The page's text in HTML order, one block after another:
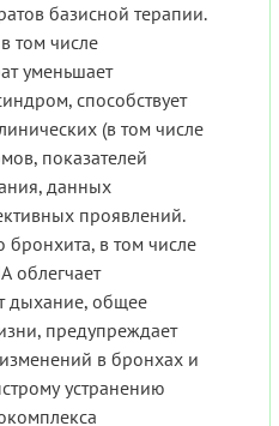
базисной терапии.
том числе
уменьшает
способствует
(в том числе
показателей
данных
проявлений.
бронхита, в том числе
облегчает
дыхание, общее
предупреждает
в бронхах и
устранению